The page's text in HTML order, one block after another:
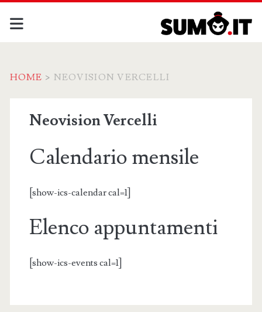
HOME > NEOVISION VERCELLI
Neovision Vercelli
Calendario mensile
[show-ics-calendar cal=1]
Elenco appuntamenti
[show-ics-events cal=1]